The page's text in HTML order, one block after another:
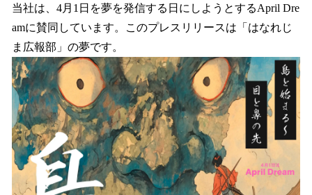
！
数
を
読
み
込
み
中
で
す
当社は、4月1日を夢を発信する日にしようとするApril Dre
amに賛同しています。このプレスリリースは「はなれじ
ま広報部」の夢です。